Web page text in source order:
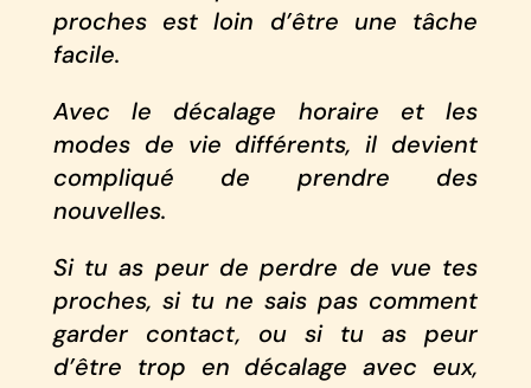
proches est loin d’être une tâche
facile.
Avec le décalage horaire et les
modes de vie différents, il devient
compliqué de prendre des
nouvelles.
Si tu as peur de perdre de vue tes
proches, si tu ne sais pas comment
garder contact, ou si tu as peur
d’être trop en décalage avec eux,